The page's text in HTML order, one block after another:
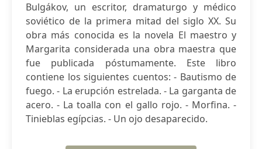
Bulgákov, un escritor, dramaturgo y médico
soviético de la primera mitad del siglo XX. Su
obra más conocida es la novela El maestro y
Margarita considerada una obra maestra que
fue publicada póstumamente. Este libro
contiene los siguientes cuentos: - Bautismo de
fuego. - La erupción estrelada. - La garganta de
acero. - La toalla con el gallo rojo. - Morfina. -
Tinieblas egípcias. - Un ojo desaparecido.